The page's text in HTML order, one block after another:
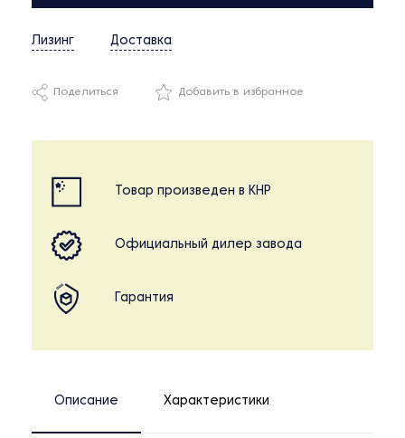
Лизинг Доставка
Поделиться Добавить в избранное
Товар произведен в КНР
Официальный дилер завода
Гарантия
Описание Характеристики